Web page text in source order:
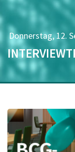
Donnerstag, 12.